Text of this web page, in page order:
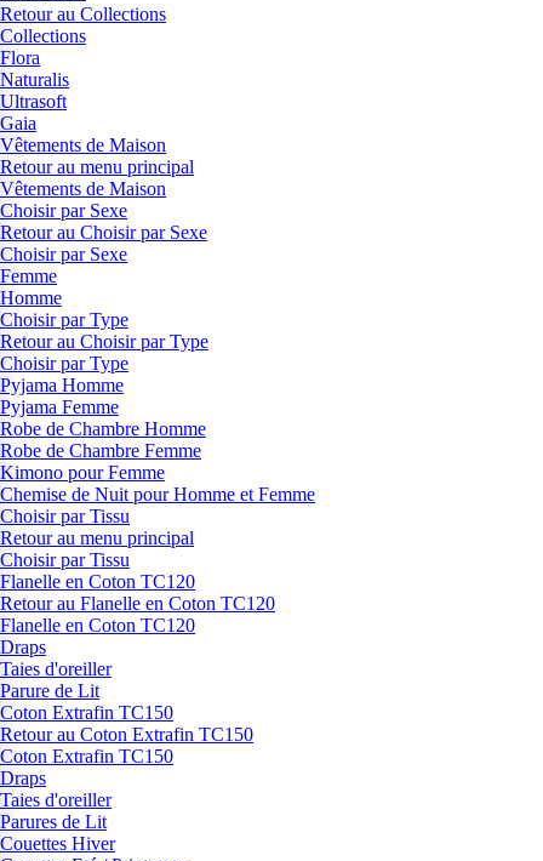
Retour au Collections
Collections
Flora
Naturalis
Ultrasoft
Gaia
Vêtements de Maison
Retour au menu principal
Vêtements de Maison
Choisir par Sexe
Retour au Choisir par Sexe
Choisir par Sexe
Femme
Homme
Choisir par Type
Retour au Choisir par Type
Choisir par Type
Pyjama Homme
Pyjama Femme
Robe de Chambre Homme
Robe de Chambre Femme
Kimono pour Femme
Chemise de Nuit pour Homme et Femme
Choisir par Tissu
Retour au menu principal
Choisir par Tissu
Flanelle en Coton TC120
Retour au Flanelle en Coton TC120
Flanelle en Coton TC120
Draps
Taies d'oreiller
Parure de Lit
Coton Extrafin TC150
Retour au Coton Extrafin TC150
Coton Extrafin TC150
Draps
Taies d'oreiller
Parures de Lit
Couettes Hiver